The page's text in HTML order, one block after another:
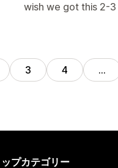
wish we got this 2-
3 4 …
ップカテゴリー